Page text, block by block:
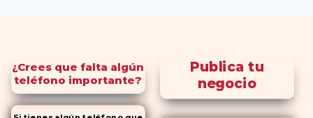
¿Crees que falta algún
teléfono importante?
Publica tu
negocio